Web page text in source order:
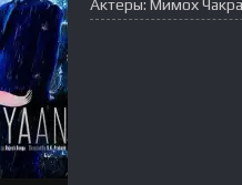
Актеры: Мимох